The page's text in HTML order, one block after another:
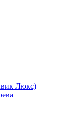
Люкс)